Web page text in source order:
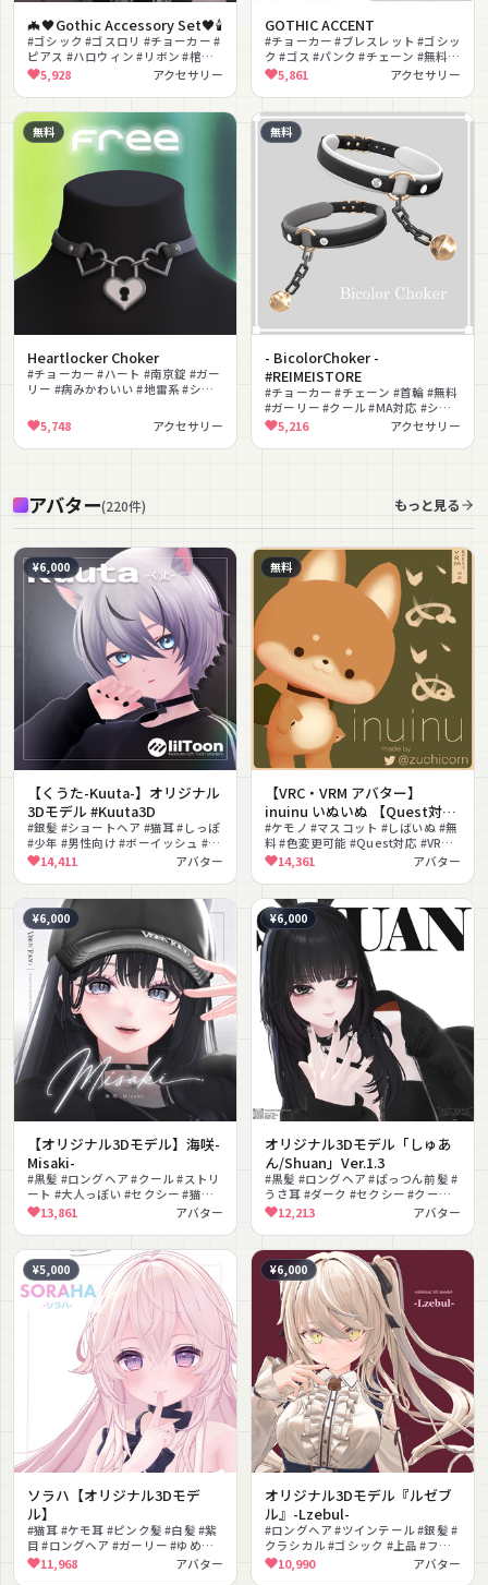
🦇🖤Gothic Accessory Set🖤🕯️
#ゴシック #ゴスロリ #チョーカー #
ピアス #ハロウィン #リボン #棺桶 #
ダーク #クラシカル #レース
5,928 アクセサリー
GOTHIC ACCENT
#チョーカー #ブレスレット #ゴシッ
ク #ゴス #パンク #チェーン #無料 #
スタッズ #ダーク
5,861 アクセサリー
無料
Heartlocker Choker
#チョーカー #ハート #南京錠 #ガー
リー #病みかわいい #地雷系 #シン
5,748 アクセサリー
無料
- BicolorChoker -
#REIMEISTORE
#チョーカー #チェーン #首輪 #無料
#ガーリー #クール #MA対応 #シェ
イプキー #シンプル #汎用
5,216 アクセサリー
アバター(220件) もっと見る
¥6,000
【くうた-Kuuta-】オリジナル
3Dモデル #Kuuta3D
#銀髪 #ショートヘア #猫耳 #しっぽ
#少年 #男性向け #ボーイッシュ #ク
ール #座りポーズ #ハンドサイン
14,411 アバター
無料
【VRC・VRM アバター】
inuinu いぬいぬ 【Quest対
応】
#ケモノ #マスコット #しばいぬ #無
料 #色変更可能 #Quest対応 #VRM
対応 #PhysBone対応 #VRChat
#MMD対応
14,361 アバター
¥6,000
【オリジナル3Dモデル】海咲-
Misaki-
#黒髪 #ロングヘア #クール #ストリ
ート #大人っぽい #セクシー #猫耳 #
しっぽ #改変向け #リアル系
13,861 アバター
¥6,000
オリジナル3Dモデル「しゅあ
ん/Shuan」Ver.1.3
#黒髪 #ロングヘア #ぱっつん前髪 #
うさ耳 #ダーク #セクシー #クール #
ショートパンツ #ガーターベルト #
ネイル
12,213 アバター
¥5,000
ソラハ【オリジナル3Dモデ
ル】
#猫耳 #ケモ耳 #ピンク髪 #白髪 #紫
目 #ロングヘア #ガーリー #ゆめか
わいい #リボン #ハイヒール
11,968 アバター
¥6,000
オリジナル3Dモデル『ルゼブ
ル』-Lzebul-
#ロングヘア #ツインテール #銀髪 #
クラシカル #ゴシック #上品 #フリ
ル #美少女 #lilToon対応
#PhysBone対応
10,990 アバター